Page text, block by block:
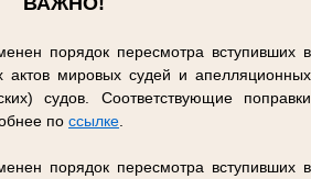
порядок пересмотра вступивших в
актов мировых судей и апелляционных
судов. Соответствующие поправки
по ссылке
порядок пересмотра вступивших в